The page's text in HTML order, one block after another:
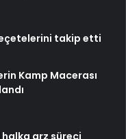
takip etti
Kamp Macerası
arz süreci